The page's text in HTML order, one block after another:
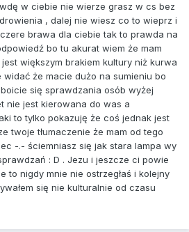
w ciebie nie wierze grasz w cs bez
, dalej nie wiesz co to wieprz i
brawa dla ciebie tak to prawda na
bo tu akurat wiem że mam
większym brakiem kultury niż kurwa
że macie dużo na sumieniu bo
się sprawdzania osób wyżej
nie jest kierowana do was a
to tylko pokazuję że coś jednak jest
twoje tłumaczenie że mam od tego
-.- ściemniasz się jak stara lampa wy
: D . Jezu i jeszcze ci powie
to nigdy mnie nie ostrzegłaś i kolejny
się nie kulturalnie od czasu